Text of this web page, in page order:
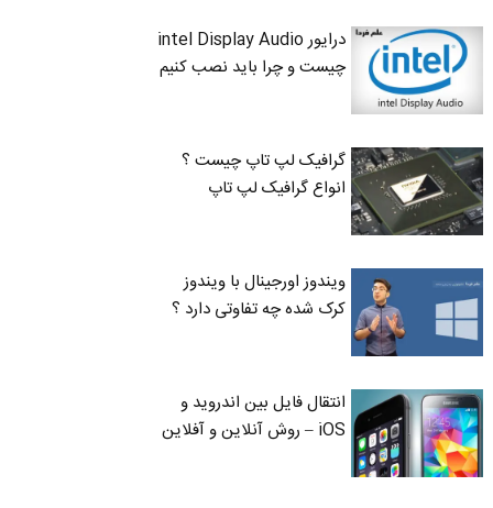
درایور intel Display Audio
چیست و چرا باید نصب کنیم
گرافیک لپ تاپ چیست ؟
انواع گرافیک لپ تاپ
ویندوز اورجینال با ویندوز
کرک شده چه تفاوتی دارد ؟
انتقال فایل بین اندروید و
iOS – روش آنلاین و آفلاین